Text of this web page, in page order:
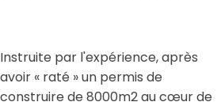
Instruite par l'expérience, après
avoir « raté » un permis de
construire de 8000m2 au cœur de